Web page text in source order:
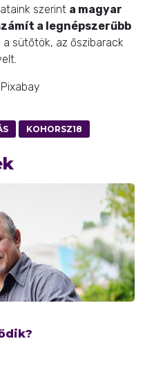
szerint a magyar
a legnépszerűbb
a sütőtök, az őszibarack
KOHORSZ18